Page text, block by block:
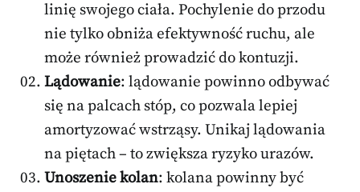
linię swojego ciała. Pochylenie do przodu
nie tylko obniża efektywność ruchu, ale
może również prowadzić do kontuzji.
Lądowanie: lądowanie powinno odbywać
się na palcach stóp, co pozwala lepiej
amortyzować wstrząsy. Unikaj lądowania
na piętach – to zwiększa ryzyko urazów.
Unoszenie kolan: kolana powinny być